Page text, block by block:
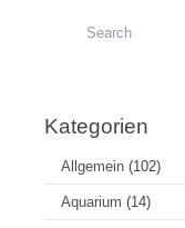
Kategorien
Allgemein (102)
Aquarium (14)